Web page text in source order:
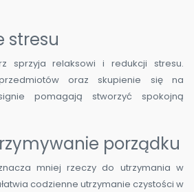
stresu
sprzyja relaksowi i redukcji stresu.
oraz skupienie się na
pomagają stworzyć spokojną
porządku
mniej rzeczy do utrzymania w
codzienne utrzymanie czystości w